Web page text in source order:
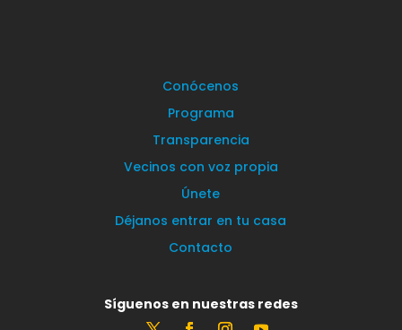
Conócenos
Programa
Transparencia
Vecinos con voz propia
Únete
Déjanos entrar en tu casa
Contacto
Síguenos en nuestras redes